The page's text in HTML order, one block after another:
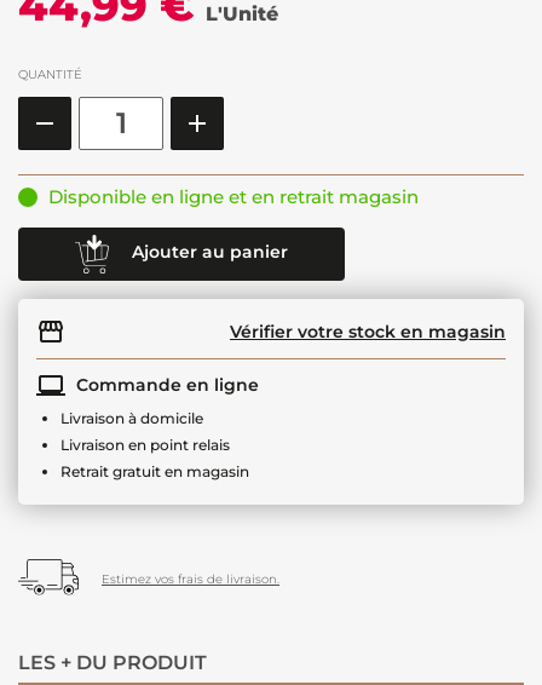
L'Unité
QUANTITÉ
Disponible en ligne et en retrait magasin
Ajouter au panier
Vérifier votre stock en magasin
Commande en ligne
Livraison à domicile
Livraison en point relais
Retrait gratuit en magasin
Estimez vos frais de livraison.
LES + DU PRODUIT